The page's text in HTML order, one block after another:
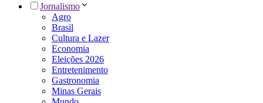
Jornalismo
Agro
Brasil
Cultura e Lazer
Economia
Eleições 2026
Entretenimento
Gastronomia
Minas Gerais